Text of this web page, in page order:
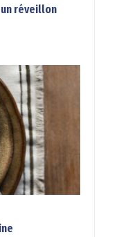
réveillon